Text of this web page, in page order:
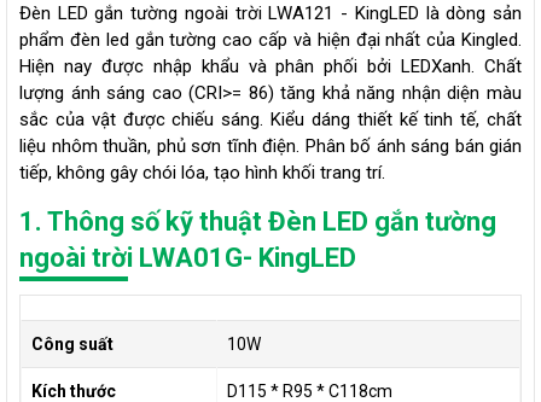
Đèn LED gắn tường ngoài trời LWA121 - KingLED là dòng sản
phẩm đèn led gắn tường cao cấp và hiện đại nhất của Kingled.
Hiện nay được nhập khẩu và phân phối bởi LEDXanh. Chất
lượng ánh sáng cao (CRI>= 86) tăng khả năng nhận diện màu
sắc của vật được chiếu sáng. Kiểu dáng thiết kế tinh tế, chất
liệu nhôm thuần, phủ sơn tĩnh điện. Phân bố ánh sáng bán gián
tiếp, không gây chói lóa, tạo hình khối trang trí.
1. Thông số kỹ thuật Đèn LED gắn tường
ngoài trời LWA01G- KingLED
Công suất 10W
Kích thước D115 * R95 * C118cm